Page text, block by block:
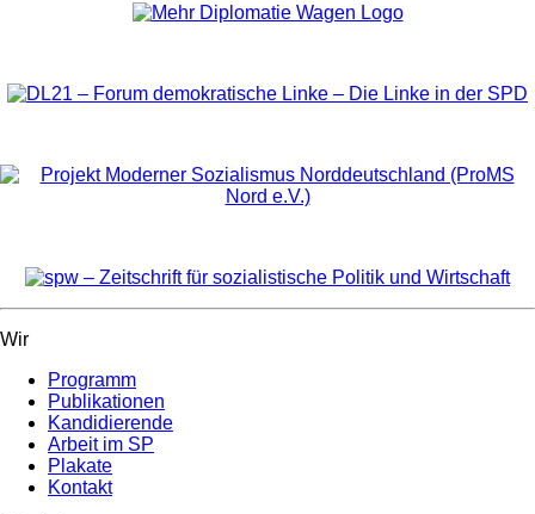
Wir
Programm
Publikationen
Kandidierende
Arbeit im SP
Plakate
Kontakt